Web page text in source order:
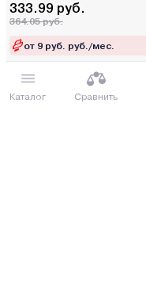
Каталог Сравнить
333.99 руб.
364.05 руб.
от 9 руб. руб./мес.
Купить